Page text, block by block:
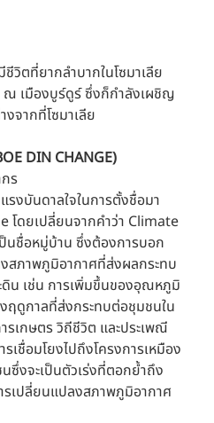
วิตที่ยากลำบากในโซมาเลีย
เมืองบูร์ดูร์ ซึ่งก็กำลังเผชิญ
จากที่โซมาเลีย
DIN CHANGE)
ร
งบันดาลใจในการตั้งชื่อมา
โดยเปลี่ยนจากคำว่า Climate
นชื่อหมู่บ้าน ซึ่งต้องการบอก
งสภาพภูมิอากาศที่ส่งผลกระทบ
น เช่น การเพิ่มขึ้นของอุณหภูมิ
ฤดูกาลที่ส่งกระทบต่อชุมชนใน
รเกษตร วิถีชีวิต และประเพณี
ชื่อมโยงไปถึงโครงการเหมือง
ซึ่งจะเป็นตัวเร่งที่ตอกย้ำถึง
เปลี่ยนแปลงสภาพภูมิอากาศ